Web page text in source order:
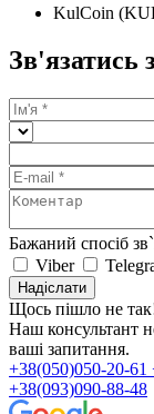
KulCoin
Зв'язатись
Бажаний спосіб
Viber
Надіслати
Щось пішло не
Наш консультант
ваші запитання.
+38(050)050-20-61
+38(093)090-88-48